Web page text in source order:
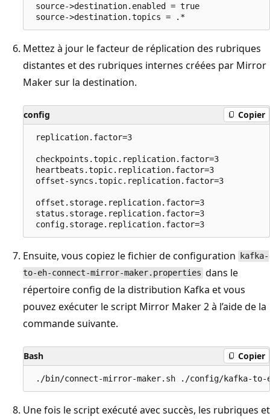
source->destination.enabled = true
Mettez à jour le facteur de réplication des rubriques
distantes et des rubriques internes créées par Mirror
Maker sur la destination.
config Copier
replication.factor=3
checkpoints.topic.replication.factor=3
heartbeats.topic.replication.factor=3
offset-syncs.topic.replication.factor=3
offset.storage.replication.factor=3
status.storage.replication.factor=3
Ensuite, vous copiez le fichier de configuration
kafka-
to-eh-connect-mirror-maker.properties dans le
répertoire config de la distribution Kafka et vous
pouvez exécuter le script Mirror Maker 2 à l’aide de la
commande suivante.
Bash Copier
Une fois le script exécuté avec succès, les rubriques et